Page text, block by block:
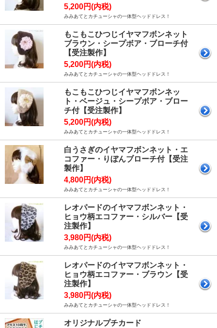
5,200円(内税)
みみあてとカチューシャの一体型ヘッドドレス！
もこもこひつじイヤマフボンネット
ブラウン・シープボア・ブローチ付
【受注製作】
5,200円(内税)
みみあてとカチューシャの一体型ヘッドドレス！
もこもこひつじイヤマフボンネッ
ト・ベージュ・シープボア・ブロー
チ付【受注製作】
5,200円(内税)
みみあてとカチューシャの一体型ヘッドドレス！
白うさぎのイヤマフボンネット・エ
コファー・りぼんブローチ付【受注
製作】
4,800円(内税)
みみあてとカチューシャの一体型ヘッドドレス！
レオパードのイヤマフボンネット・
ヒョウ柄エコファー・シルバー【受
注製作】
3,980円(内税)
みみあてとカチューシャの一体型ヘッドドレス！
レオパードのイヤマフボンネット・
ヒョウ柄エコファー・ブラウン【受
注製作】
3,980円(内税)
みみあてとカチューシャの一体型ヘッドドレス！
オリジナルプチカード